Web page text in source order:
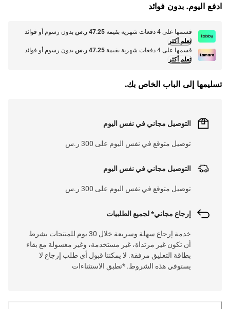
ادفع اليوم. بدون فوائد
قسمها على 4 دفعات شهرية بقيمة 47.25 ر.س
بدون رسوم أو فوائد
تعلم أكثر
قسمها على 4 دفعات شهرية بقيمة
47.25 ر.س
بدون رسوم أو فوائد
تعلم أكثر
تسليمها إلى الباب الخاص بك.
التوصيل مجاني في نفس اليوم
توصيل متوقع في نفس اليوم على 300 ر.س
التوصيل مجاني في نفس اليوم
توصيل متوقع في نفس اليوم على 300 ر.س
إرجاع مجاني* لجميع الطلبيات
خدمة إرجاع سهلة وسريعة خلال 30 يوم للمنتجات بشرط
أن تكون غير مرتداة، غير مستخدمة، وغير مغسولة مع بقاء
بطاقة التعليق مرفقة. لا يمكننا قبول أي طلب إرجاع لا
يستوفي هذه الشروط. *تطبق الاستثناءات